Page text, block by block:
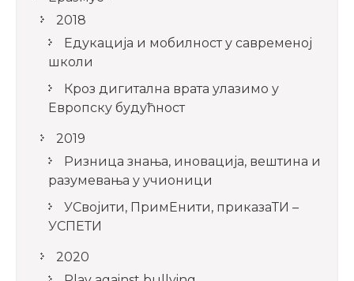
2018
Едукација и мобилност у савременој
школи
Кроз дигитална врата улазимо у
Европску будућност
2019
Ризница знања, иновација, вештина и
разумевања у учионици
УСвојити, ПримЕнити, приказаТИ –
УСПЕТИ
2020